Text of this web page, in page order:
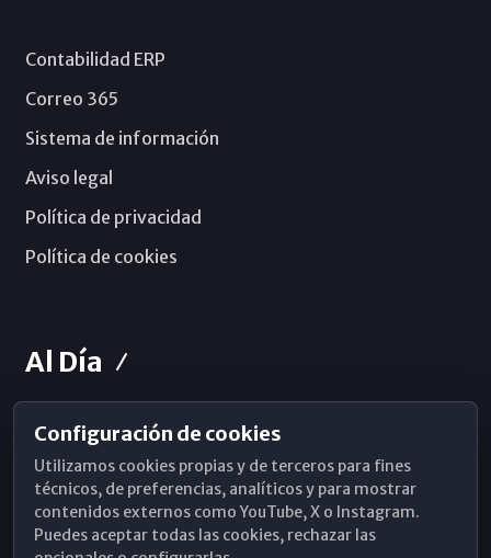
Contabilidad ERP
Correo 365
Sistema de información
Aviso legal
Política de privacidad
Política de cookies
Al Día
Horarios de Misa
Hemeroteca
WhatsApp
Configuración de cookies
Utilizamos cookies propias y de terceros para fines
técnicos, de preferencias, analíticos y para mostrar
contenidos externos como YouTube, X o Instagram.
Puedes aceptar todas las cookies, rechazar las